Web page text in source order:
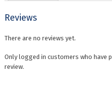
Reviews
There are no reviews yet.
Only logged in customers who have
review.